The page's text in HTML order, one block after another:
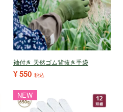
袖付き 天然ゴム背抜き手袋
¥550 税込
NEW